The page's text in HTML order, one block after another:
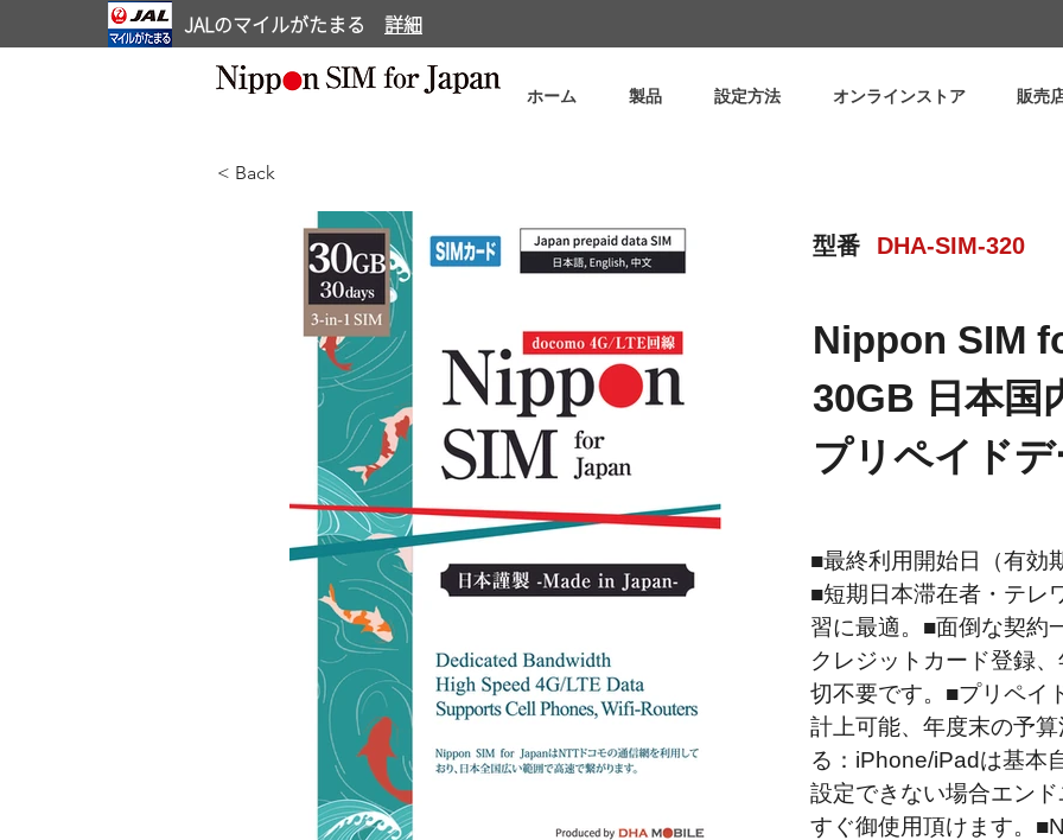
JALのマイルがたまる 詳細
ホーム 製品 設定方法 オンラインストア 販売
< Back
型番 DHA-SIM-320
Nippon SIM
30GB 日本国
プリペイド
■最終利用開始日（有効
■短期日本滞在者・テレ
習に最適。■面倒な契約
クレジットカード登録
切不要です。■プリペイ
計上可能、年度末の予
る：iPhone/iPadは基本
設定できない場合エン
すぐ御使用頂けます。